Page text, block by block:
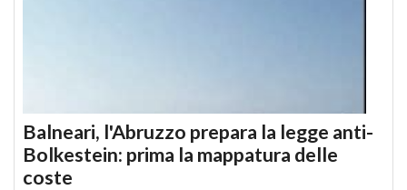
Balneari, l'Abruzzo prepara la legge anti-
Bolkestein: prima la mappatura delle
coste